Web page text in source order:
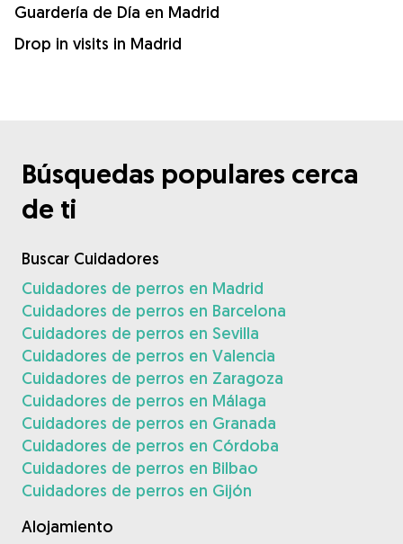
Guardería de Día en Madrid
Drop in visits in Madrid
Búsquedas populares cerca
de ti
Buscar Cuidadores
Cuidadores de perros en Madrid
Cuidadores de perros en Barcelona
Cuidadores de perros en Sevilla
Cuidadores de perros en Valencia
Cuidadores de perros en Zaragoza
Cuidadores de perros en Málaga
Cuidadores de perros en Granada
Cuidadores de perros en Córdoba
Cuidadores de perros en Bilbao
Cuidadores de perros en Gijón
Alojamiento